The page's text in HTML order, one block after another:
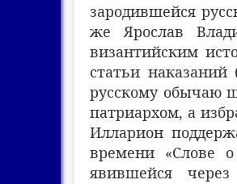
зародившейся
же Ярослав
византийским
статьи
русскому обычаю
патриархом, а
Илларион
времени «Слове
явившейся